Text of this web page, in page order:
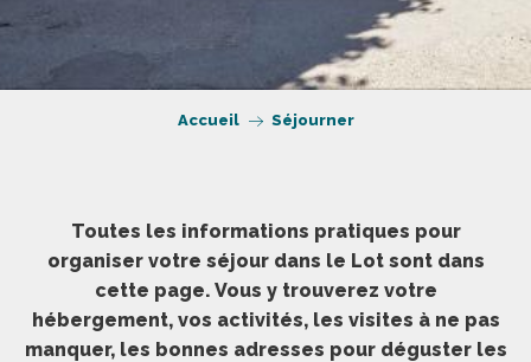
Accueil Séjourner
Toutes les informations pratiques pour
organiser votre séjour dans le Lot sont dans
cette page. Vous y trouverez votre
hébergement, vos activités, les visites à ne pas
manquer, les bonnes adresses pour déguster les